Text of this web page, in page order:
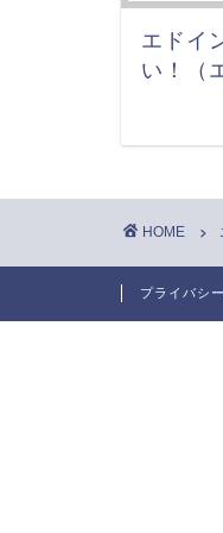
エドイ
い！（
HOME
プライバシ